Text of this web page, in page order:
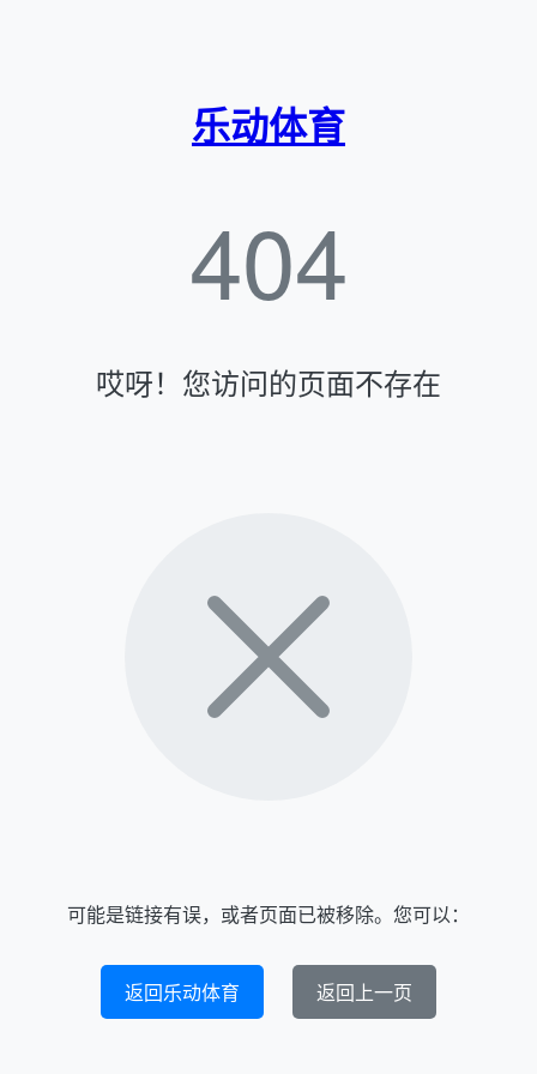
乐动体育
404
哎呀！您访问的页面不存在
可能是链接有误，或者页面已被移除。您可以：
返回乐动体育 返回上一页